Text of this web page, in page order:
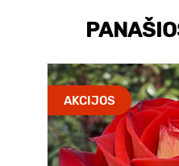
AKCIJOS